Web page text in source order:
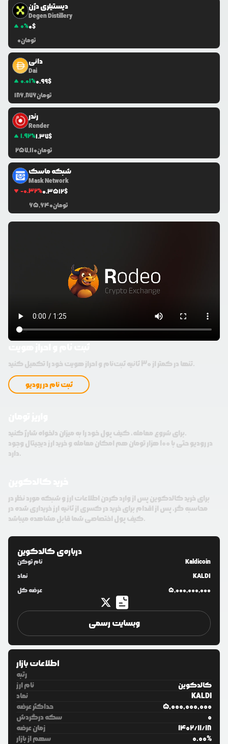
دیستیلری دژن
Degen Distillery
0%0$
0تومان
دائی
Dai
0.01%0.99$
186,876تومان
رندر
Render
1.92%1.37$
257,110تومان
شبکه ماسک
Mask Network
-0.32%0.3512$
65,640تومان
تنها در کمتر از 30 ثانیه ثبت‌نام و احراز هویت خود را تکمیل کنید.
ثبت نام در رودیو
برای شروع معامله، کیف پول خود را به میزان دلخواه شارژ کنید.
در رودیو حتی با 100 هزار تومان هم امکان معامله و خرید ارز دیجیتال وجود
دارد.
برای خرید کالدکوین پس از وارد کردن اطلاعات ارز و شبکه مورد نظر در
محاسبه گر، پس از اقدام برای خرید در کسری از ثانیه ارز خریداری شده در
کیف پول اختصاصی شما قابل مشاهده میباشد.
درباره‌یکالدکوین
نام توکن
Kaldicoin
نماد
KALDI
عرضه کل
5,000,000,000
وبسایت رسمی
اطلاعات بازار
رتبه
نام ارز
کالدکوین
نماد
KALDI
حداکثر عرضه
5,000,000,000
سکه درگردش
0
زمان عرضه
1402/11/18
سهم از بازار
0.00%